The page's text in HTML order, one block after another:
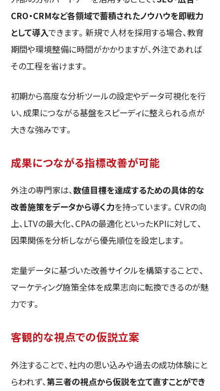
CRO・CRMなど各領域で蓄積されたノウハウを即戦力
として導入できます。新規で人材を採用する場合、教育
期間や環境整備に時間がかかりますが、外注であれば
その工程を省けます。
初期から高度な分析ツールの設定やデータ可視化を行
い、成果につながる基盤をスピーディに整えられる点が
大きな強みです。
成果につながる指標改善が可能
外注の専門家は、数値目標を達成するための具体的な
改善施策をデータから導く力を持っています。CVRの向
上、LTVの最大化、CPAの最適化といったKPIに対して、
因果関係を分析しながら優先順位を設定します。
定量データに基づいた改善サイクルを構築することで、
マーケティング施策全体を成果志向に転換できるのが魅
力です。
客観的な視点での仮説立案
外注することで、社内の思い込みや過去の成功体験にと
らわれず、第三者の視点から仮説を立て直すことができ